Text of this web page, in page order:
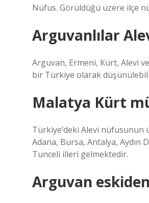
Nüfus. Görüldüğü üzere ilçe
Arguvanlılar
Arguvan, Ermeni, Kürt, Alevi
bir Türkiye olarak
Malatya Kürt
Türkiye’deki Alevi nüfusunun
Adana, Bursa, Antalya, Aydın
Tunceli illeri gelmektedir.
Arguvan